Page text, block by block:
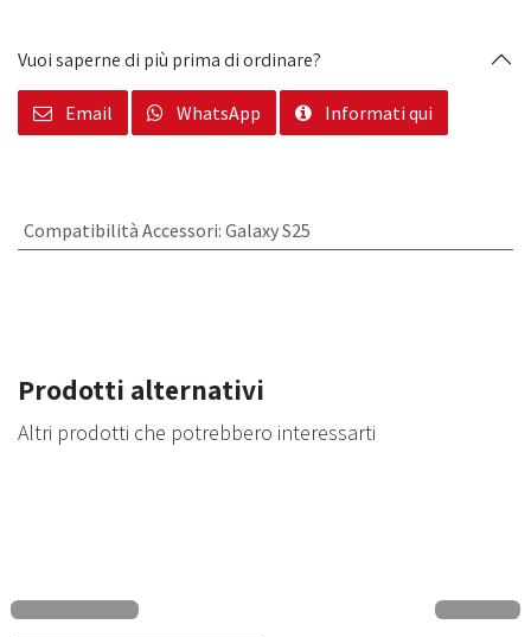
Vuoi saperne di più prima di ordinare?
Email WhatsApp Informati qui
Compatibilità Accessori: Galaxy S25
Prodotti alternativi
Altri prodotti che potrebbero interessarti